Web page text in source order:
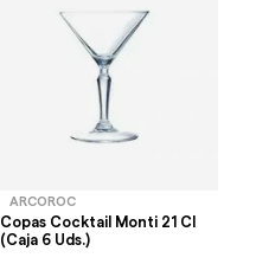
ARCOROC
Copas Cocktail Monti 21 Cl
(Caja 6 Uds.)